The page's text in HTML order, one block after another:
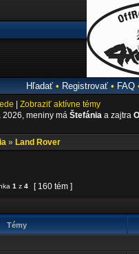
Hľadať• Registrovať• FAQ
Zobraziť aktívne témy
2026, meniny má Štefánia a zajtra
» Land Rover
1 z 4 [ 160 tém ]
Témy